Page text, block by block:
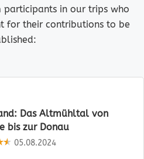
participants in our trips who
for their contributions to be
Das Altmühltal von
bis zur Donau
05.08.2024